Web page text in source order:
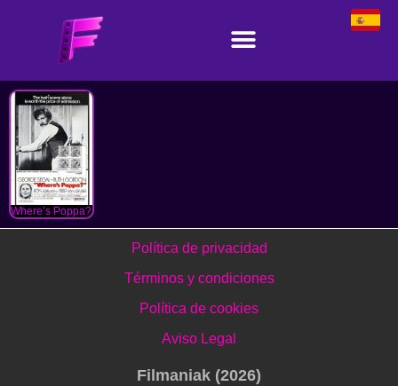
Where’s Poppa?
Política de privacidad
Términos y condiciones
Política de cookies
Aviso Legal
Filmaniak (2026)